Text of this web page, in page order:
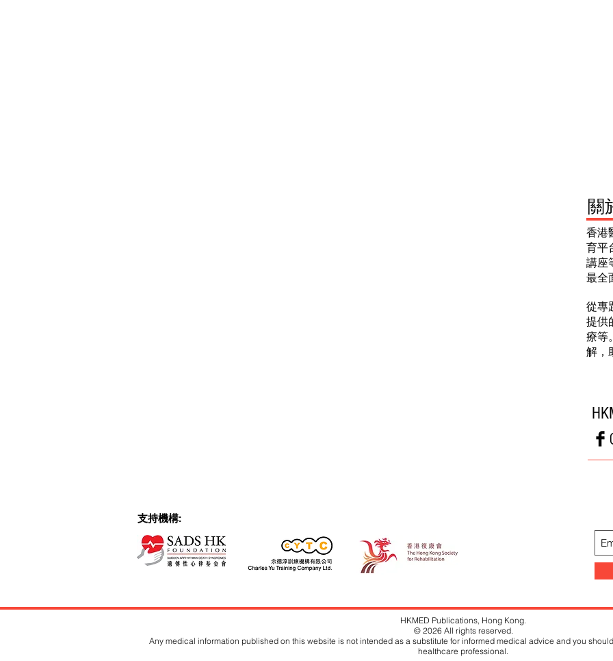
關
香港
育平
講座
最全
從專
提供
療等
解，
支持機構:
HKMED Publications, Hong Kong.
© 2026 All rights reserved.
Any medical information published on this website is not intended as a substitute for informed medical advice and you
healthcare professional.